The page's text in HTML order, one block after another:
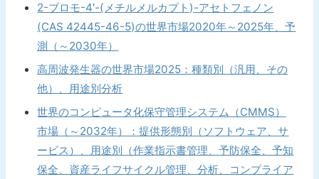
2-ブロモ-4′-(メチルメルカプト)-アセトフェノン
(CAS 42445-46-5)の世界市場2020年～2025年、予
測（～2030年）
高周波発生器の世界市場2025：種類別（汎用、その
他）、用途別分析
世界のコンピュータ化保守管理システム（CMMS）
市場（～2032年）：提供形態別（ソフトウェア、サ
ービス）、用途別（作業指示書管理、予防保全、予知
保全、資産ライフサイクル管理、分析、コンプライア